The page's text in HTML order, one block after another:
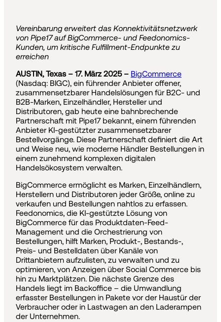
Vereinbarung erweitert das Konnektivitätsnetzwerk
von Pipe17 auf BigCommerce- und Feedonomics-
Kunden, um kritische Fulfillment-Endpunkte zu
erreichen
AUSTIN, Texas – 17. März 2025 – BigCommerce
(Nasdaq: BIGC), ein führender Anbieter offener,
zusammensetzbarer Handelslösungen für B2C- und
B2B-Marken, Einzelhändler, Hersteller und
Distributoren, gab heute eine bahnbrechende
Partnerschaft mit Pipe17 bekannt, einem führenden
Anbieter KI-gestützter zusammensetzbarer
Bestellvorgänge. Diese Partnerschaft definiert die Art
und Weise neu, wie moderne Händler Bestellungen in
einem zunehmend komplexen digitalen
Handelsökosystem verwalten.
BigCommerce ermöglicht es Marken, Einzelhändlern,
Herstellern und Distributoren jeder Größe, online zu
verkaufen und Bestellungen nahtlos zu erfassen.
Feedonomics, die KI-gestützte Lösung von
BigCommerce für das Produktdaten-Feed-
Management und die Orchestrierung von
Bestellungen, hilft Marken, Produkt-, Bestands-,
Preis- und Bestelldaten über Kanäle von
Drittanbietern aufzulisten, zu verwalten und zu
optimieren, von Anzeigen über Social Commerce bis
hin zu Marktplätzen. Die nächste Grenze des
Handels liegt im Backoffice – die Umwandlung
erfasster Bestellungen in Pakete vor der Haustür der
Verbraucher oder in Lastwagen an den Laderampen
der Unternehmen.